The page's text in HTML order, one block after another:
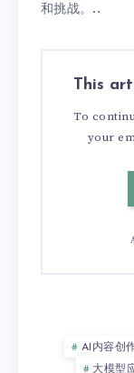
和挑战。..
This
To
your
AI内容创
大模型